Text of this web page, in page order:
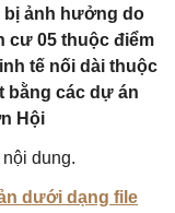
bị ảnh hưởng do
cư 05 thuộc điểm
tế nối dài thuộc
bằng các dự án
Hội
dung.
dưới dạng file